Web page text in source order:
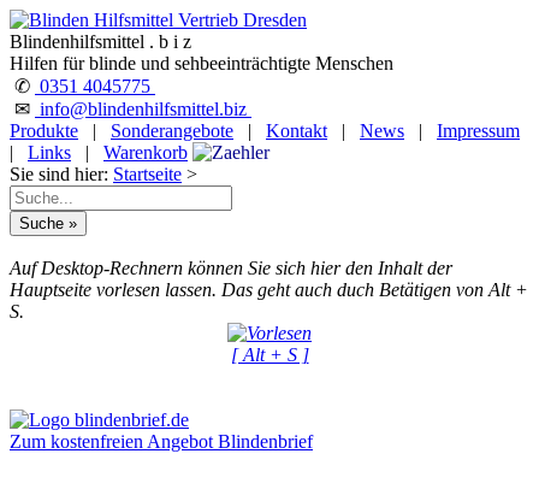
Blindenhilfsmittel . b i z
Hilfen für blinde und sehbeeinträchtigte Menschen
✆ 0351 4045775
✉ info@blindenhilfsmittel.biz
Produkte
| Sonderangebote | Kontakt | News |
Impressum
|
Links |
Warenkorb
Sie sind hier: Startseite >
Auf Desktop-Rechnern können Sie sich hier den Inhalt der
Hauptseite vorlesen lassen. Das geht auch duch Betätigen von Alt +
S.
[ Alt + S ]
Zum kostenfreien Angebot Blindenbrief